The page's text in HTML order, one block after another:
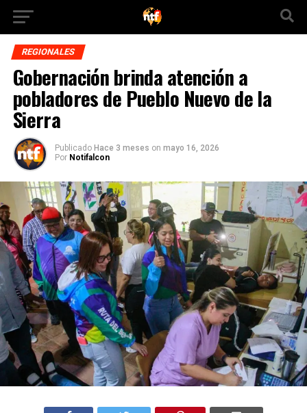
REGIONALES
Gobernación brinda atención a
pobladores de Pueblo Nuevo de la
Sierra
Publicado Hace 3 meses on mayo 16, 2026
Por Notifalcon